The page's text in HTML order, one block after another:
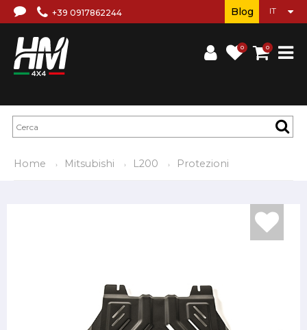
+39 0917862244
0 0
Blog
Home Mitsubishi L200 Protezioni